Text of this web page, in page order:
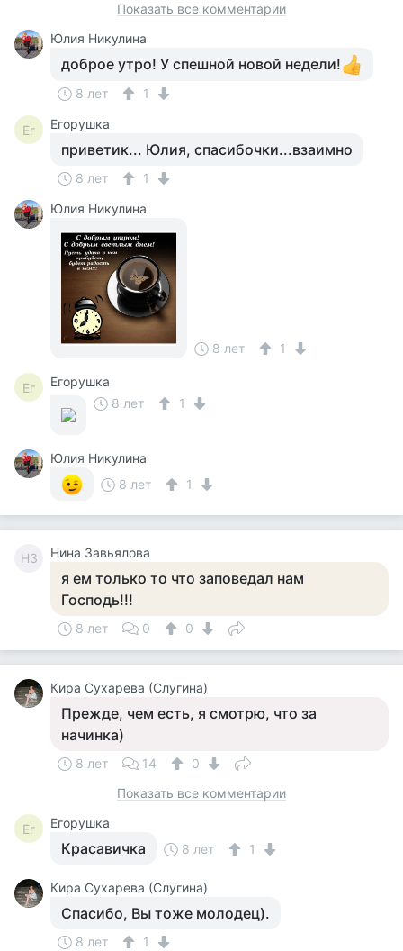
Показать все комментарии
Юлия Никулина
доброе утро! У спешной новой недели!
8 лет 1
Ег Егорушка
приветик... Юлия, спасибочки...взаимно
8 лет
1
Юлия Никулина
8 лет 1
Ег
Егорушка
8 лет
1
Юлия Никулина
8 лет
1
НЗ Нина Завьялова
я ем только то что заповедал нам
Господь!!!
8 лет 0 0
Кира Сухарева (Слугина)
Прежде, чем есть, я смотрю, что за
начинка)
8 лет 14
0
Показать все комментарии
Ег Егорушка
Красавичка 8 лет 1
Кира Сухарева (Слугина)
Спасибо, Вы тоже молодец).
8 лет 1